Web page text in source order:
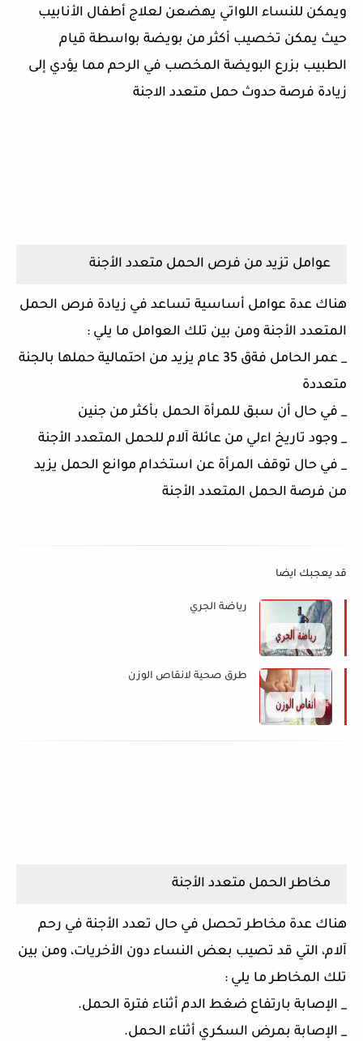
ويمكن للنساء اللواتي يهضعن لعلاج أطفال الأنابيب
حيث يمكن تخصيب أكثر من بويضة بواسطة قيام
الطبيب بزرع البويضة المخصب في الرحم مما يؤدي إلى
زيادة فرصة حدوث حمل متعدد الاجنة
عوامل تزيد من فرص الحمل متعدد الأجنة
هناك عدة عوامل أساسية تساعد في زيادة فرص الحمل
المتعدد الأجنة ومن بين تلك العوامل ما يلي :
_ عمر الحامل فةق 35 عام يزيد من احتمالية حملها بالجنة
متعددة
_ في حال أن سبق للمرأة الحمل بأكثر من جنين
_ وجود تاريخ اءلي من عائلة آلام للحمل المتعدد الأجنة
_ في حال توقف المرأة عن استخدام موانع الحمل يزيد
من فرصة الحمل المتعدد الأجنة
قد يعجبك ايضا
رياضة الجري
طرق صحية لانقاص الوزن
مخاطر الحمل متعدد الأجنة
هناك عدة مخاطر تحصل في حال تعدد الأجنة في رحم
آلام، التي قد تصيب بعض النساء دون الأخريات، ومن بين
تلك المخاطر ما يلي :
_ الإصابة بارتفاع ضغط الدم أثناء فترة الحمل.
_ الإصابة بمرض السكري أثناء الحمل.